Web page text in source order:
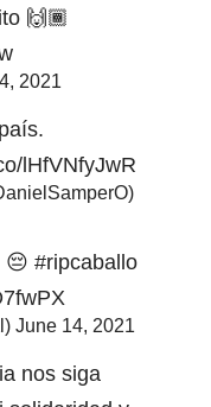
🙌🏾
2021
lHfVNfyJwR
😔 #ripcaballo
June 14, 2021
nos siga